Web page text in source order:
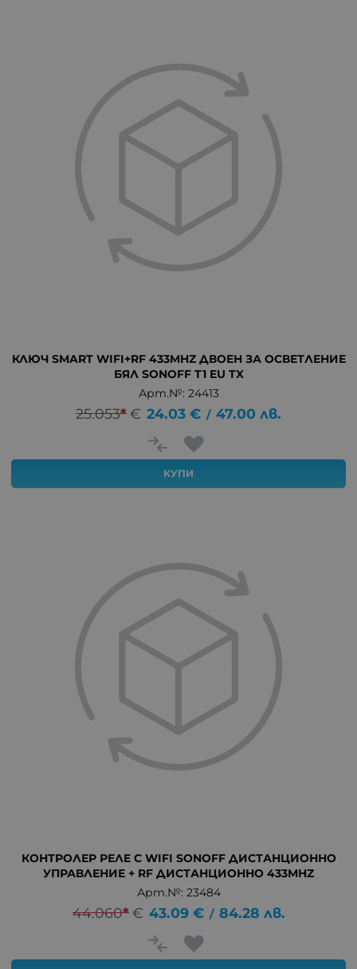
КЛЮЧ SMART WIFI+RF 433MHZ ДВОЕН ЗА ОСВЕТЛЕНИЕ
БЯЛ SONOFF T1 EU TX
Арт.№: 24413
25.053*€ 24.03 € / 47.00 лв.
КУПИ
КОНТРОЛЕР РЕЛЕ С WIFI SONOFF ДИСТАНЦИОННО
УПРАВЛЕНИЕ + RF ДИСТАНЦИОННО 433MHZ
Арт.№: 23484
44.060* € 43.09 € / 84.28 лв.